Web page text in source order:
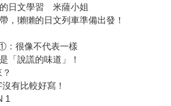
日文學習 米薩小姐
，獺獺的日文列車準備出發！
：很像不代表一樣
「說謊的味道」！
有比較好寫！
1